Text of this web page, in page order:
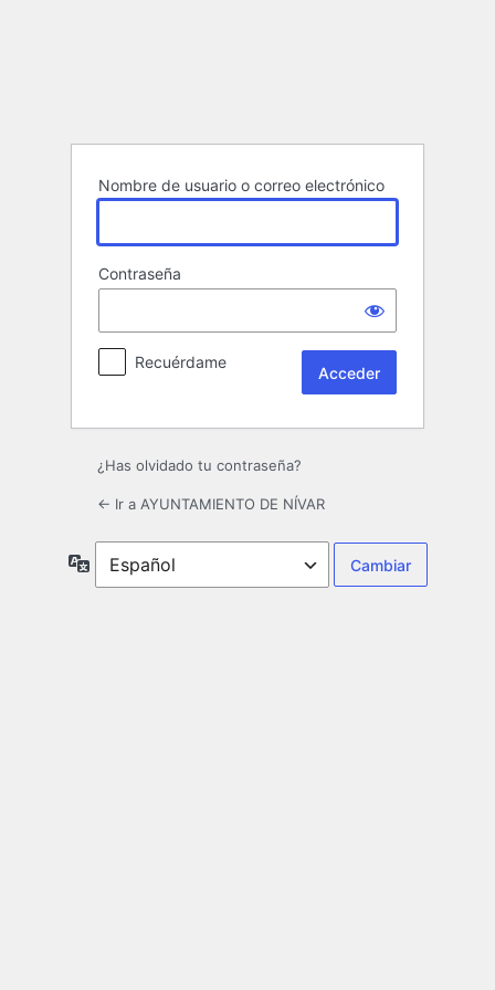
Nombre de usuario o correo electrónico
Contraseña
Recuérdame
¿Has olvidado tu contraseña?
← Ir a AYUNTAMIENTO DE NÍVAR
Idioma